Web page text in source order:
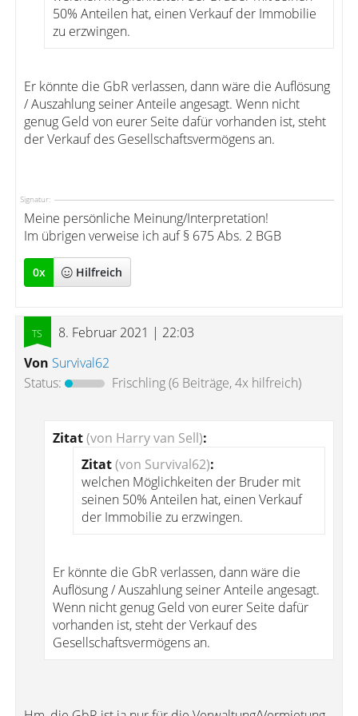
50% Anteilen hat, einen Verkauf der Immobilie
zu erzwingen.
Er könnte die GbR verlassen, dann wäre die Auflösung
/ Auszahlung seiner Anteile angesagt. Wenn nicht
genug Geld von eurer Seite dafür vorhanden ist, steht
der Verkauf des Gesellschaftsvermögens an.
Signatur:
Meine persönliche Meinung/Interpretation!
Im übrigen verweise ich auf § 675 Abs. 2 BGB
0x Hilfreich
8. Februar 2021 | 22:03
Von Survival62
Status:
Frischling(6 Beiträge, 4x hilfreich)
Zitat(von Harry van Sell):
Zitat(von Survival62):
welchen Möglichkeiten der Bruder mit
seinen 50% Anteilen hat, einen Verkauf
der Immobilie zu erzwingen.
Er könnte die GbR verlassen, dann wäre die
Auflösung / Auszahlung seiner Anteile angesagt.
Wenn nicht genug Geld von eurer Seite dafür
vorhanden ist, steht der Verkauf des
Gesellschaftsvermögens an.